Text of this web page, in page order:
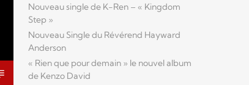
Nouveau single de K-Ren – « Kingdom
Step »
Nouveau Single du Révérend Hayward
Anderson
« Rien que pour demain » le nouvel album
de Kenzo David